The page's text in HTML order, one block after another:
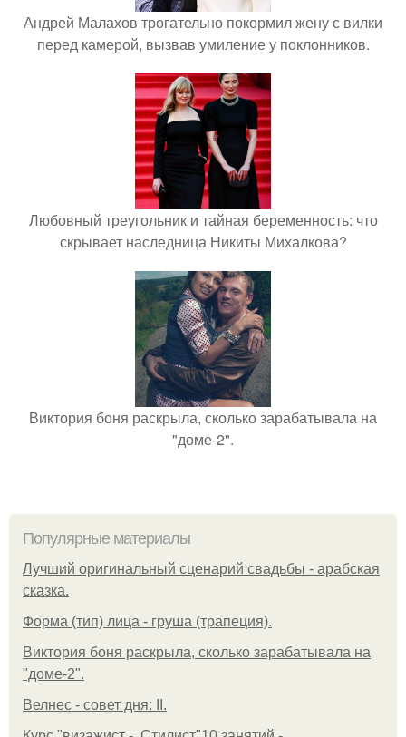
Андрей Малахов трогательно покормил жену с вилки
перед камерой, вызвав умиление у поклонников.
Любовный треугольник и тайная беременность: что
скрывает наследница Никиты Михалкова?
Виктория боня раскрыла, сколько зарабатывала на
"доме-2".
Популярные материалы
Лучший оригинальный сценарий свадьбы - арабская
сказка.
Форма (тип) лица - груша (трапеция).
Виктория боня раскрыла, сколько зарабатывала на
"доме-2".
Велнес - совет дня: II.